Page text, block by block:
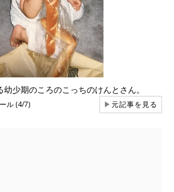
少期のころのこっちのけんとさん。
ル (4/7) ▶元記事を見る